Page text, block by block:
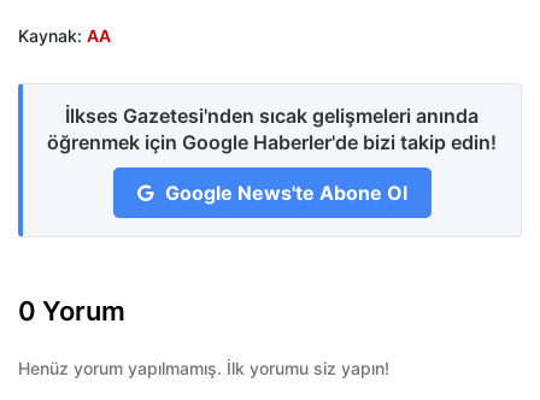
Kaynak: AA
İlkses Gazetesi'nden sıcak gelişmeleri anında
öğrenmek için Google Haberler'de bizi takip edin!
Google News'te Abone Ol
0 Yorum
Henüz yorum yapılmamış. İlk yorumu siz yapın!